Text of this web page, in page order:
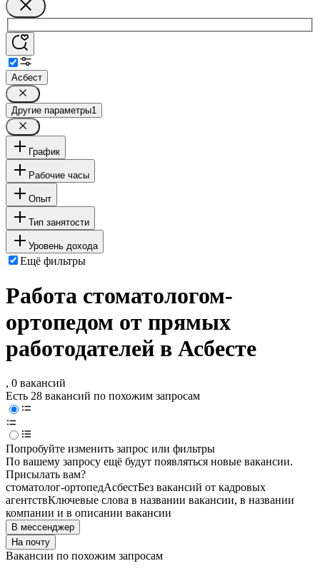
Асбест
Другие параметры1
График
Рабочие часы
Опыт
Тип занятости
Уровень дохода
Ещё фильтры
Работа стоматологом-
ортопедом от прямых
работодателей в Асбесте
, 0 вакансий
Есть 28 вакансий по похожим запросам
Попробуйте изменить запрос или фильтры
По вашему запросу ещё будут появляться новые вакансии.
Присылать вам?
стоматолог-ортопедАсбестБез вакансий от кадровых
агентствКлючевые слова в названии вакансии, в названии
компании и в описании вакансии
В мессенджер
На почту
Вакансии по похожим запросам